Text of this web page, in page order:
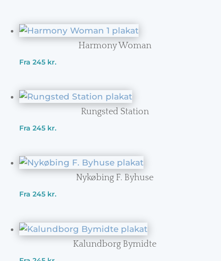
Harmony Woman
Fra245 kr.
Rungsted Station
Fra245 kr.
Nykøbing F. Byhuse
Fra245 kr.
Kalundborg Bymidte